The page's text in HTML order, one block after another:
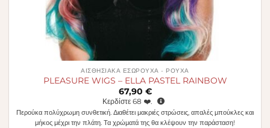
ΑΙΣΘΗΣΙΑΚΆ ΕΣΏΡΟΥΧΑ - ΡΟΎΧΑ
PLEASURE WIGS – ELLA PASTEL RAINBOW
67,90 €
Κερδίστε 68 ❤️.
Περούκα πολύχρωμη συνθετική. Διαθέτει μακριές στρώσεις, απαλές μπούκλες και
μήκος μέχρι την πλάτη. Τα χρώματά της θα κλέψουν την παράσταση!